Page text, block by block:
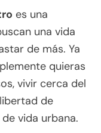
es una
una vida
de más. Ya
quieras
vivir cerca del
de
vida urbana.